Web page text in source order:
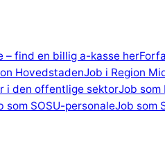
– find en billig a-kasse her
HovedstadenJob i Region
i den offentlige sektorJob
som SOSU-personaleJob som